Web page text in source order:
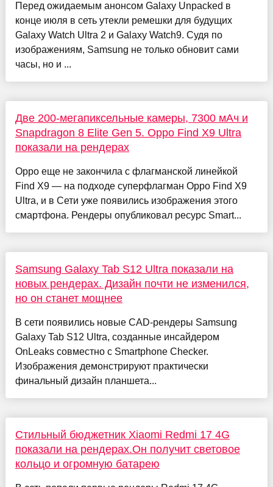
Перед ожидаемым анонсом Galaxy Unpacked в
конце июля в сеть утекли ремешки для будущих
Galaxy Watch Ultra 2 и Galaxy Watch9. Судя по
изображениям, Samsung не только обновит сами
часы, но и ...
Две 200-мегапиксельные камеры, 7300 мАч и
Snapdragon 8 Elite Gen 5. Oppo Find X9 Ultra
показали на рендерах
Oppo еще не закончила с флагманской линейкой
Find X9 — на подходе суперфлагман Oppo Find X9
Ultra, и в Сети уже появились изображения этого
смартфона. Рендеры опубликовал ресурс Smart...
Samsung Galaxy Tab S12 Ultra показали на
новых рендерах. Дизайн почти не изменился,
но он станет мощнее
В сети появились новые CAD-рендеры Samsung
Galaxy Tab S12 Ultra, созданные инсайдером
OnLeaks совместно с Smartphone Checker.
Изображения демонстрируют практически
финальный дизайн планшета...
Стильный бюджетник Xiaomi Redmi 17 4G
показали на рендерах.Он получит световое
кольцо и огромную батарею